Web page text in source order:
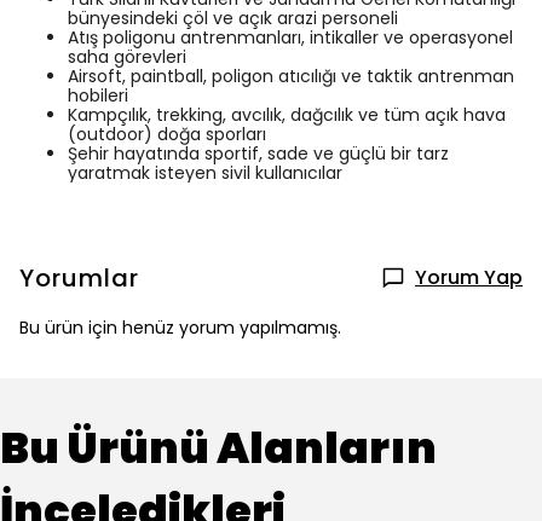
bünyesindeki çöl ve açık arazi personeli
Atış poligonu antrenmanları, intikaller ve operasyonel
saha görevleri
Airsoft, paintball, poligon atıcılığı ve taktik antrenman
hobileri
Kampçılık, trekking, avcılık, dağcılık ve tüm açık hava
(outdoor) doğa sporları
Şehir hayatında sportif, sade ve güçlü bir tarz
yaratmak isteyen sivil kullanıcılar
Yorumlar Yorum Yap
Bu ürün için henüz yorum yapılmamış.
Bu Ürünü Alanların